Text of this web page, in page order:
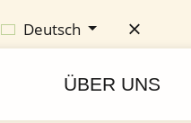
Deutsch
ÜBER UNS